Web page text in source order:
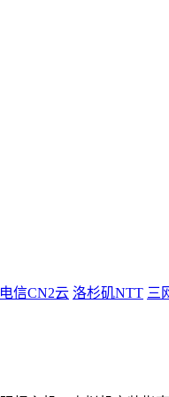
电信CN2云 洛杉矶NTT 三